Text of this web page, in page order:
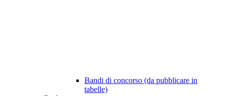
Bandi di concorso (da pubblicare in
tabelle)